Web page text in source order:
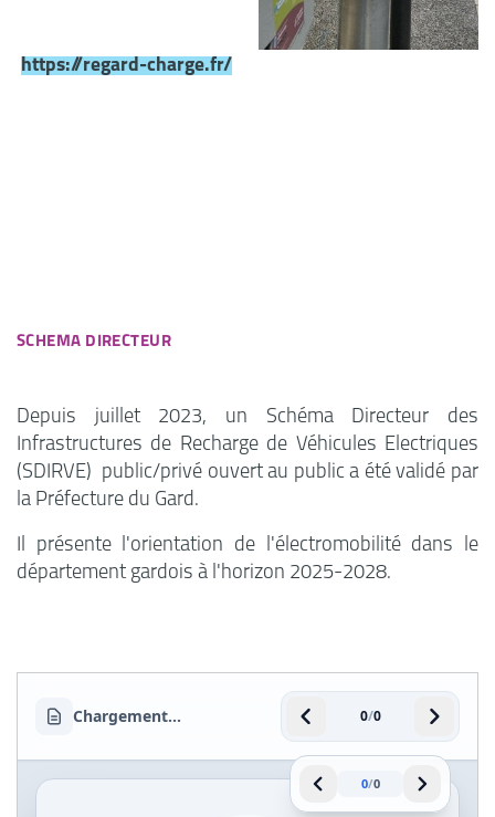
https://regard-charge.fr/
SCHEMA DIRECTEUR
Depuis juillet 2023, un Schéma Directeur des
Infrastructures de Recharge de Véhicules Electriques
(SDIRVE) public/privé ouvert au public a été validé par
la Préfecture du Gard.
Il présente l'orientation de l'électromobilité dans le
département gardois à l'horizon 2025-2028.